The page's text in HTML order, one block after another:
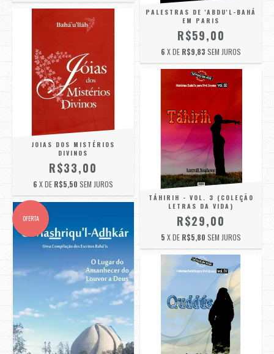
PALESTRAS DE 'ABDU'L-BAHÁ
EM PARIS
R$59,00
6 X DE R$9,83 SEM JUROS
JOIAS DOS MISTÉRIOS
DIVINOS
R$33,00
6 X DE R$5,50 SEM JUROS
TÁHIRIH - VOL. 3 (COLEÇÃO
LETRAS DA VIDA)
R$29,00
5 X DE R$5,80 SEM JUROS
OFERTA